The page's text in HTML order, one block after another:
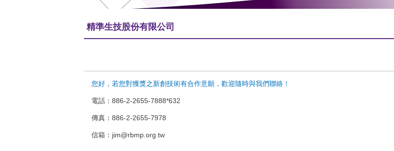
精準生技股份有限公司
您好，若您對獲獎之新創技術有合作意願，歡迎隨時與我們聯絡！
電話：886-2-2655-7888*632
傳真：886-2-2655-7978
信箱：jim@rbmp.org.tw